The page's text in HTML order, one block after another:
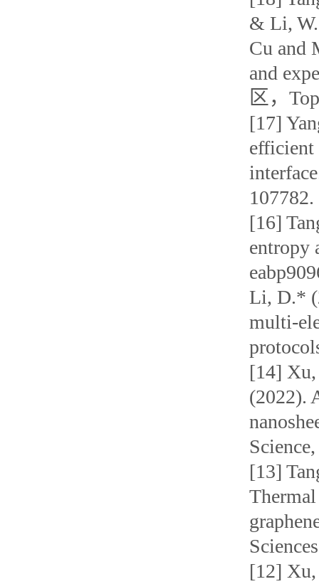
& Li,
Cu and
and
区，
[17]
efficient
[16]
entropy
Li, D.*
multi-
[14]
(2022).
[13]
[12] Xu,